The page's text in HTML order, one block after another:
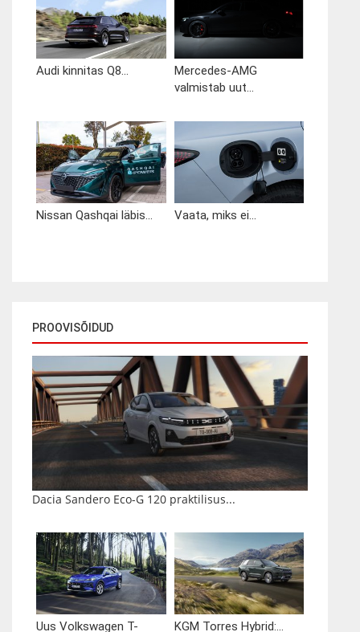
Audi kinnitas Q8...
Mercedes-AMG
valmistab uut...
Nissan Qashqai läbis... Vaata, miks ei...
PROOVISÕIDUD
Dacia Sandero Eco-G 120 praktilisus...
Uus Volkswagen T- KGM Torres Hybrid:...